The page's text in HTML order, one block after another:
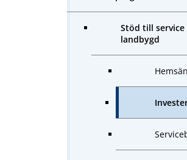
Stöd till service
landbygd